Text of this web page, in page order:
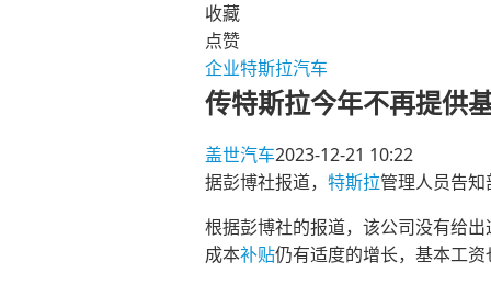
收藏
点赞
企业特斯拉汽车
传特斯拉今年不再提供
盖世汽车2023-12-21 10:22
据彭博社报道， 特斯拉管理人员告
根据彭博社的报道，该公司没有给
成本补贴仍有适度的增长，基本工